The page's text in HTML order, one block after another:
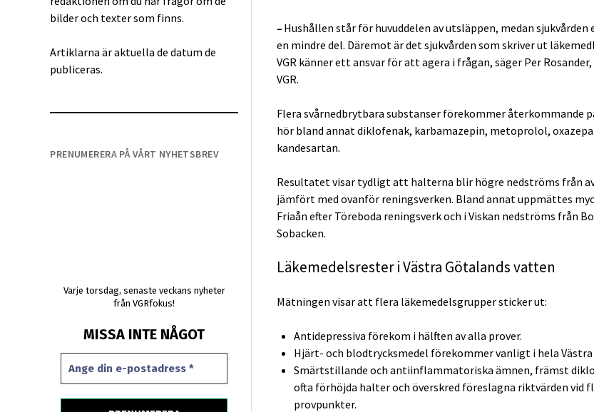
bilder och texter som finns.
Artiklarna är aktuella de datum de
publiceras.
PRENUMERERA PÅ VÅRT NYHETSBREV
Varje torsdag, senaste veckans nyheter
från VGRfokus!
MISSA INTE NÅGOT
– Hushållen står för huvuddelen av utsläppen, medan sjukvården
en mindre del. Däremot är det sjukvården som skriver ut
VGR känner ett ansvar för att agera i frågan, säger Per
VGR.
Flera svårnedbrytbara substanser förekommer återkommande
hör bland annat diklofenak, karbamazepin, metoprolol,
kandesartan.
Resultatet visar tydligt att halterna blir högre nedströms från
jämfört med ovanför reningsverken. Bland annat uppmättes
Friaån efter Töreboda reningsverk och i Viskan nedströms från
Sobacken.
Läkemedelsrester i Västra Götalands vatten
Mätningen visar att flera läkemedelsgrupper sticker ut:
Antidepressiva förekom i hälften av alla prover.
Hjärt- och blodtrycksmedel förekommer vanligt i hela Västra
Smärtstillande och antiinflammatoriska ämnen, främst
ofta förhöjda halter och överskred föreslagna riktvärden vid
provpunkter.